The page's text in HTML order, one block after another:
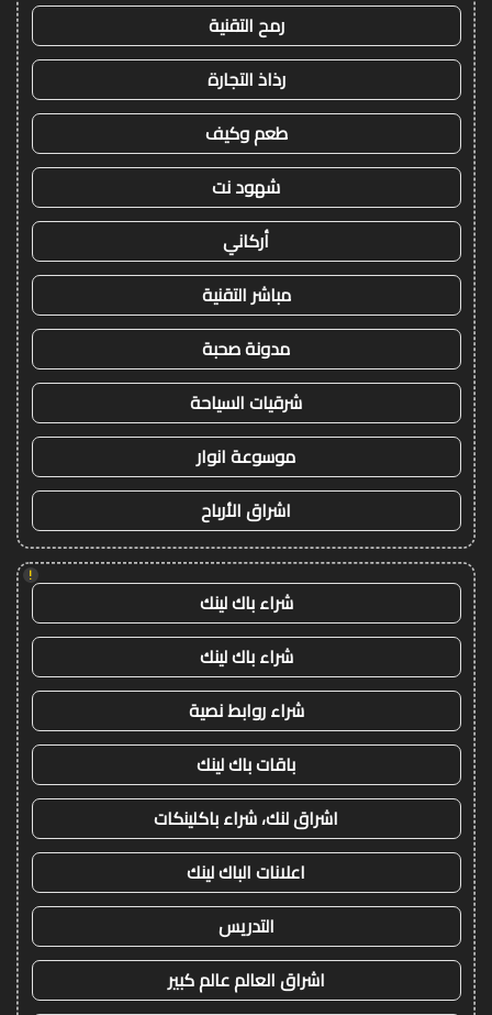
رمح التقنية
رذاذ التجارة
طعم وكيف
شهود نت
أركاني
مباشر التقنية
مدونة صحبة
شرقيات السياحة
موسوعة انوار
اشراق الأرباح
!
شراء باك لينك
شراء باك لينك
شراء روابط نصية
باقات باك لينك
اشراق لنك، شراء باكلينكات
اعلانات الباك لينك
التدريس
اشراق العالم عالم كبير